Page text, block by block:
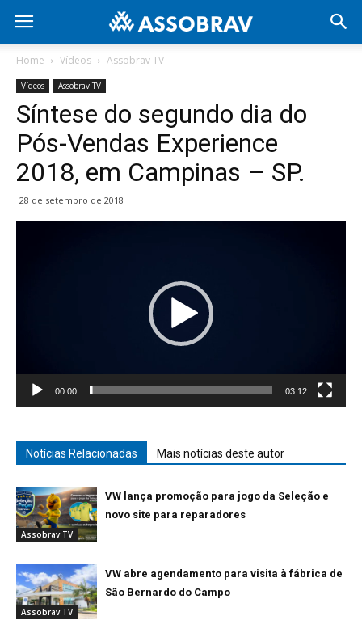
Home Vídeos Assobrav TV
Vídeos Assobrav TV
Síntese do segundo dia do
Pós-Vendas Experience
2018, em Campinas – SP.
28 de setembro de 2018
00:00 03:12
Notícias Relacionadas Mais notícias deste autor
Assobrav TV
VW lança promoção para jogo da Seleção e
novo site para reparadores
Assobrav TV
VW abre agendamento para visita à fábrica de
São Bernardo do Campo